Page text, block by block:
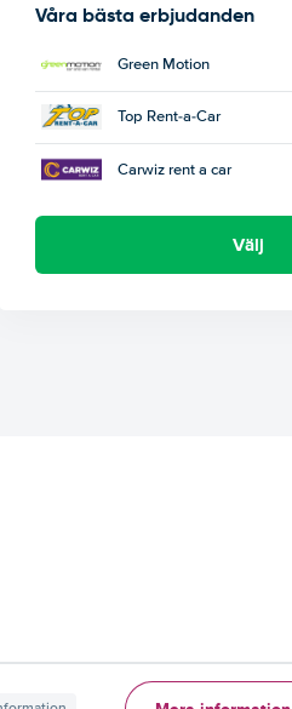
Våra bästa erbjudanden
Green Motion
Top Rent-a-Car
Carwiz rent a car
Välj